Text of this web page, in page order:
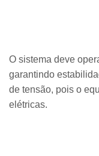
O sistema deve
garantindo
de tensão, pois o
elétricas.